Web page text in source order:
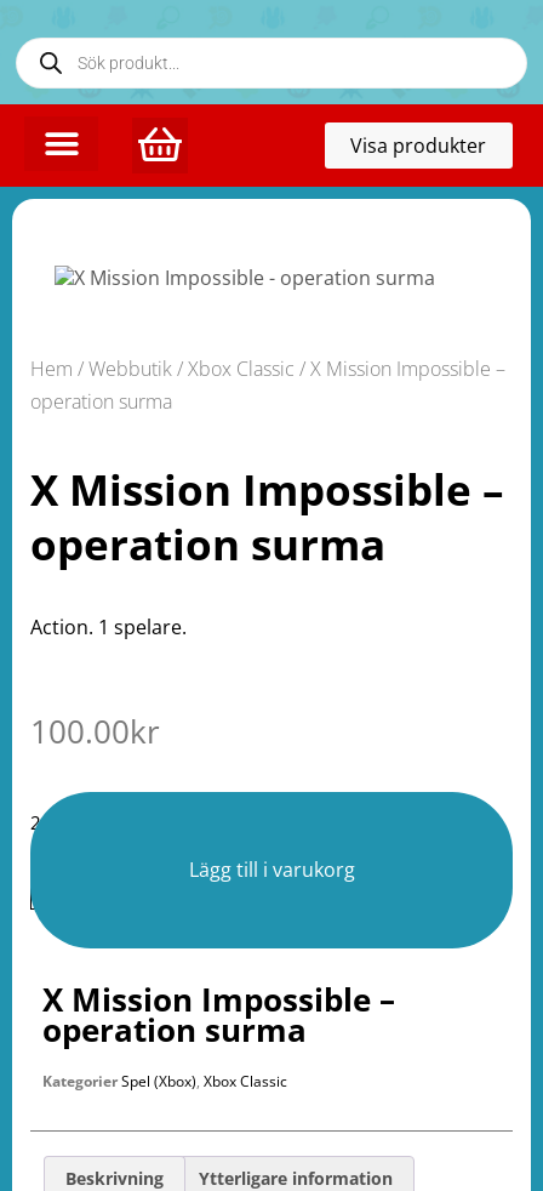
Visa produkter
Hem /Webbutik/Xbox Classic / X Mission Impossible –
operation surma
X Mission Impossible –
operation surma
Action. 1 spelare.
100.00kr
2 i lager
Lägg till i varukorg
X Mission Impossible –
operation surma
KategorierSpel (Xbox), Xbox Classic
Beskrivning Ytterligare information